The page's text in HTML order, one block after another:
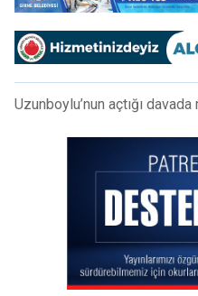
Uzunboylu’nun açtığı